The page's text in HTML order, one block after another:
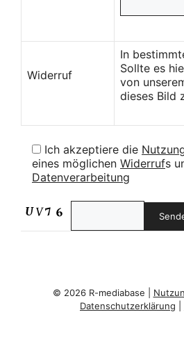
Widerruf
In
Sollte es
von
dieses Bild
Ich akzeptiere die
eines möglichen Widerrufs
Datenverarbeitung
© 2026 R-mediabase |
Datenschutzerklärung